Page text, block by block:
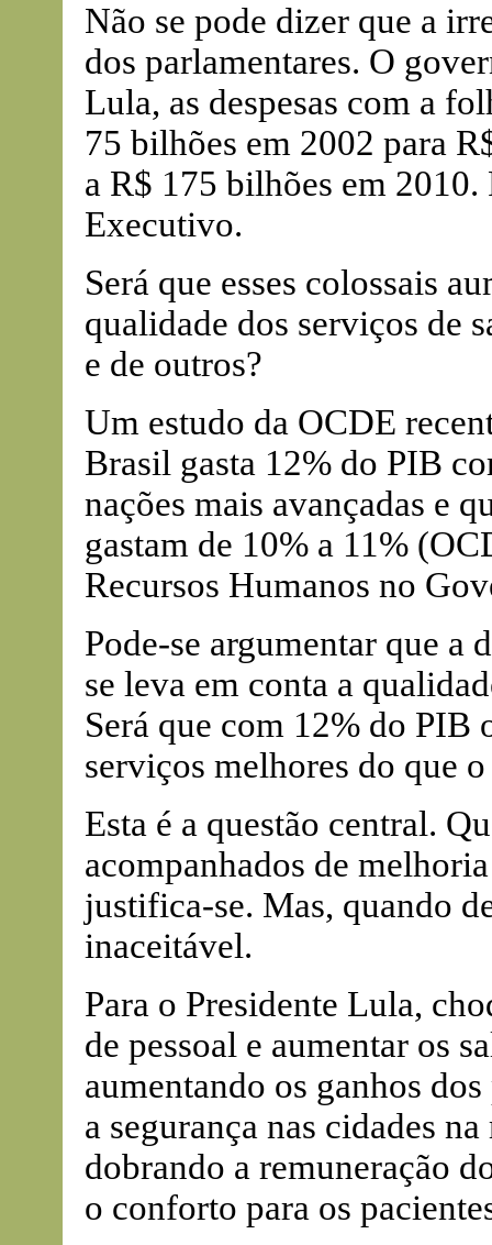
Não se pode dizer que a
dos parlamentares. O
Lula, as despesas com a
75 bilhões em 2002 para
a R$ 175 bilhões em
Executivo.
Será que esses colossais
qualidade dos serviços de
e de outros?
Um estudo da OCDE
Brasil gasta 12% do PIB
nações mais avançadas e
gastam de 10% a 11%
Recursos Humanos no
Pode-se argumentar que a
se leva em conta a
Será que com 12% do PIB
serviços melhores do que
Esta é a questão central.
acompanhados de
justifica-se. Mas, quando
inaceitável.
Para o Presidente Lula,
de pessoal e aumentar os
aumentando os ganhos
a segurança nas cidades
dobrando a remuneração
o conforto para os